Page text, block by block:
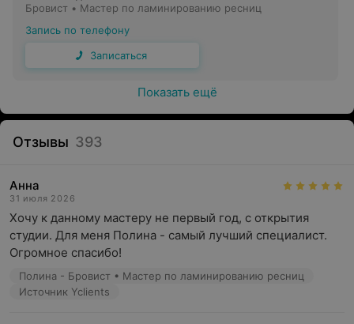
Бровист • Мастер по ламинированию ресниц
Запись по телефону
Записаться
Показать ещё
Отзывы 393
Анна
31 июля 2026
Хочу к данному мастеру не первый год, с открытия
студии. Для меня Полина - самый лучший специалист.
Огромное спасибо!
Полина - Бровист • Мастер по ламинированию ресниц
Источник Yclients